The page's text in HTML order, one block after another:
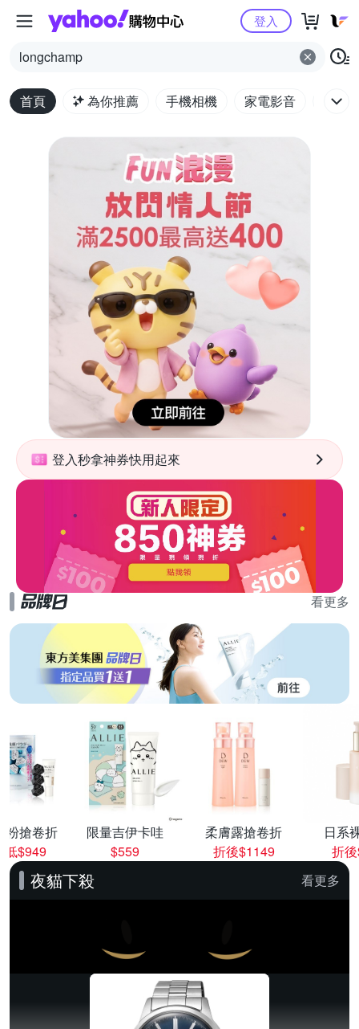
Yahoo購物中心
longchamp
登入
首頁 為你推薦 手機相機 家電影音 電腦
登入秒拿神券快用起來
看更多
粉搶卷折
低$949
限量吉伊卡哇
$559
柔膚露搶卷折
折後$1149
日系
折
夜貓下殺 看更多